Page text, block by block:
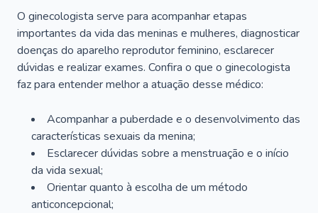
O ginecologista serve para acompanhar etapas
importantes da vida das meninas e mulheres, diagnosticar
doenças do aparelho reprodutor feminino, esclarecer
dúvidas e realizar exames. Confira o que o ginecologista
faz para entender melhor a atuação desse médico:
Acompanhar a puberdade e o desenvolvimento das
características sexuais da menina;
Esclarecer dúvidas sobre a menstruação e o início
da vida sexual;
Orientar quanto à escolha de um método
anticoncepcional;